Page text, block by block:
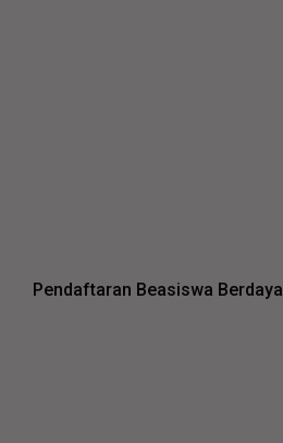
Pendaftaran Beasiswa Berdaya